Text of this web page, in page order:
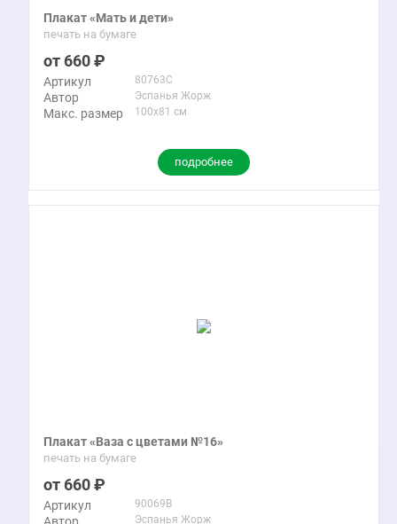
Плакат «Мать и дети»
печать на бумаге
660
Артикул 80763C
Автор Эспанья Жорж
Макс. размер 100x81 см
подробнее
Плакат «Ваза с цветами №16»
печать на бумаге
660
Артикул 90069B
Эспанья Жорж